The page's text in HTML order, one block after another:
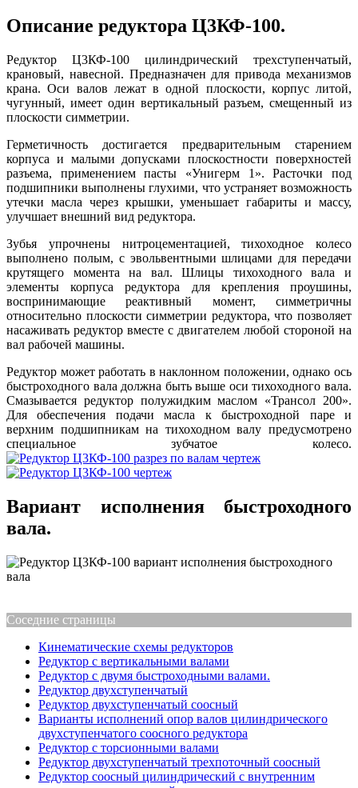
Описание редуктора Ц3КФ-100.
Редуктор Ц3КФ-100 цилиндрический трехступенчатый,
крановый, навесной. Предназначен для привода механизмов
крана. Оси валов лежат в одной плоскости, корпус литой,
чугунный, имеет один вертикальный разъем, смещенный из
плоскости симметрии.
Герметичность достигается предварительным старением
корпуса и малыми допусками плоскостности поверхностей
разъема, применением пасты «Унигерм 1». Расточки под
подшипники выполнены глухими, что устраняет возможность
утечки масла через крышки, уменьшает габариты и массу,
улучшает внешний вид редуктора.
Зубья упрочнены нитроцементацией, тихоходное колесо
выполнено полым, с эвольвентными шлицами для передачи
крутящего момента на вал. Шлицы тихоходного вала и
элементы корпуса редуктора для крепления проушины,
воспринимающие реактивный момент, симметричны
относительно плоскости симметрии редуктора, что позволяет
насаживать редуктор вместе с двигателем любой стороной на
вал рабочей машины.
Редуктор может работать в наклонном положении, однако ось
быстроходного вала должна быть выше оси тихоходного вала.
Смазывается редуктор полужидким маслом «Трансол 200».
Для обеспечения подачи масла к быстроходной паре и
верхним подшипникам на тихоходном валу предусмотрено
специальное зубчатое колесо.
Вариант исполнения быстроходного
вала.
Соседние страницы
Кинематические схемы редукторов
Редуктор с вертикальными валами
Редуктор с двумя быстроходными валами.
Редуктор двухступенчатый
Редуктор двухступенчатый соосный
Варианты исполнений опор валов цилиндрического
двухступенчатого соосного редуктора
Редуктор с торсионными валами
Редуктор двухступенчатый трехпоточный соосный
Редуктор соосный цилиндрический с внутренним